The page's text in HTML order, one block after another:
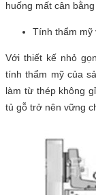
huống mất cân
Tính thẩm mỹ
Với thiết kế nhỏ
tính thẩm mỹ của
làm từ thép không
tủ gỗ trở nên vững